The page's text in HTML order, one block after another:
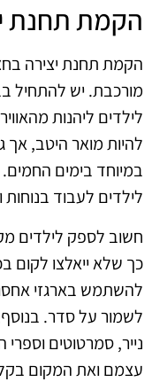
הקמת תחנת
הקמת תחנת יצירה
מורכבת. יש להתחיל
לילדים ליהנות
להיות מואר היטב,
במיוחד בימים
לילדים לעבוד בנוחות
חשוב לספק לילדים
כך שלא ייאלצו
להשתמש בארגזי
לשמור על סדר.
נייר, סמרטוטים
עצמם ואת המקום